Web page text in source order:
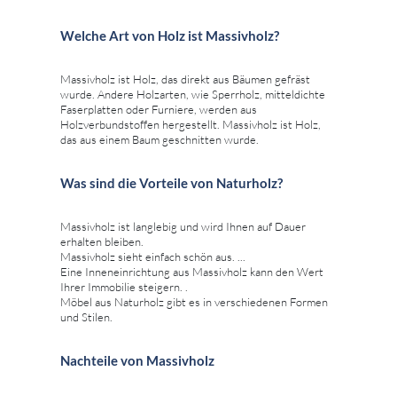
Welche Art von Holz ist Massivholz?
Massivholz ist Holz, das direkt aus Bäumen gefräst
wurde. Andere Holzarten, wie Sperrholz, mitteldichte
Faserplatten oder Furniere, werden aus
Holzverbundstoffen hergestellt. Massivholz ist Holz,
das aus einem Baum geschnitten wurde.
Was sind die Vorteile von Naturholz?
Massivholz ist langlebig und wird Ihnen auf Dauer
erhalten bleiben.
Massivholz sieht einfach schön aus. ...
Eine Inneneinrichtung aus Massivholz kann den Wert
Ihrer Immobilie steigern. .
Möbel aus Naturholz gibt es in verschiedenen Formen
und Stilen.
Nachteile von Massivholz